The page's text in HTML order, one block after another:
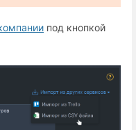
под кнопкой